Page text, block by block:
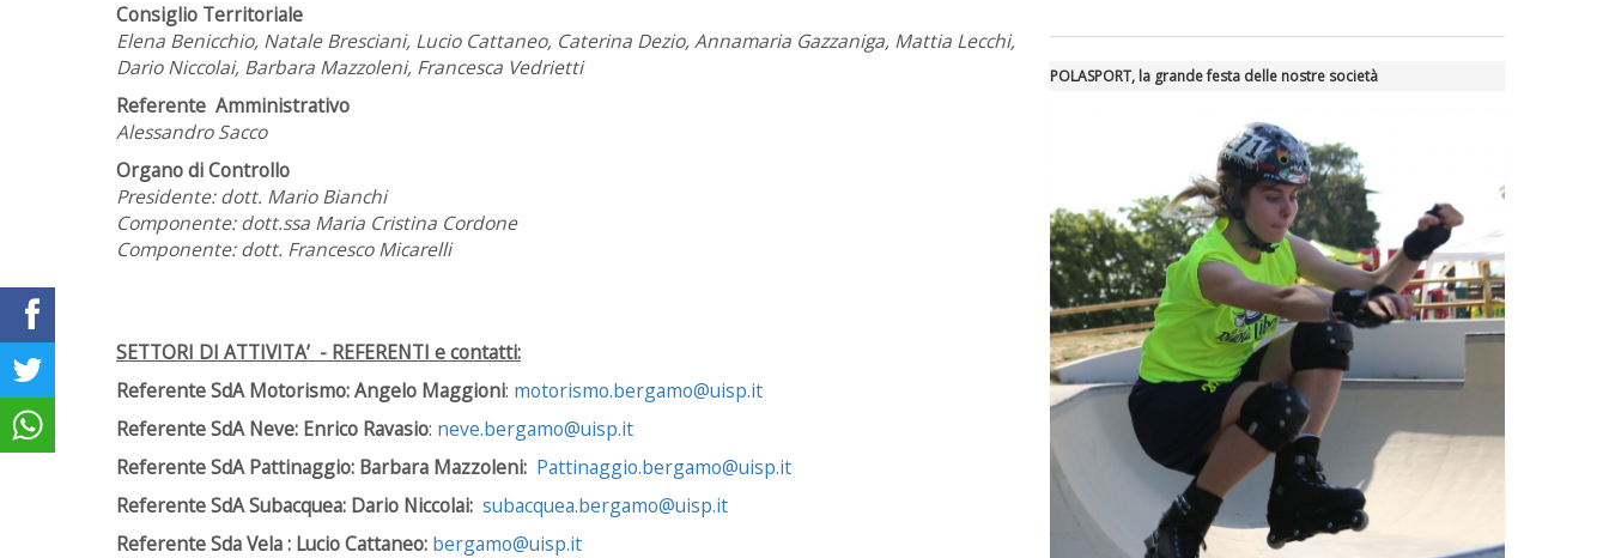
Consiglio Territoriale
Elena Benicchio, Natale Bresciani, Lucio Cattaneo, Caterina Dezio, Annamaria Gazzaniga, Mattia Lecchi,
Dario Niccolai, Barbara Mazzoleni, Francesca Vedrietti
Referente Amministrativo
Alessandro Sacco
Organo di Controllo
Presidente: dott. Mario Bianchi
Componente: dott.ssa Maria Cristina Cordone
Componente: dott. Francesco Micarelli
SETTORI DI ATTIVITA’ - REFERENTI e contatti:
Referente SdA Motorismo: Angelo Maggioni: motorismo.bergamo@uisp.it
Referente SdA Neve: Enrico Ravasio: neve.bergamo@uisp.it
Referente SdA Pattinaggio: Barbara Mazzoleni: Pattinaggio.bergamo@uisp.it
Referente SdA Subacquea: Dario Niccolai: subacquea.bergamo@uisp.it
Referente Sda Vela : Lucio Cattaneo: bergamo@uisp.it
La formazione Uisp rallenta ma
Tiziano Pesce nel Cda di
Fondazione Terzjus: prima riunione
a Roma
POLASPORT, la grande festa delle nostre società